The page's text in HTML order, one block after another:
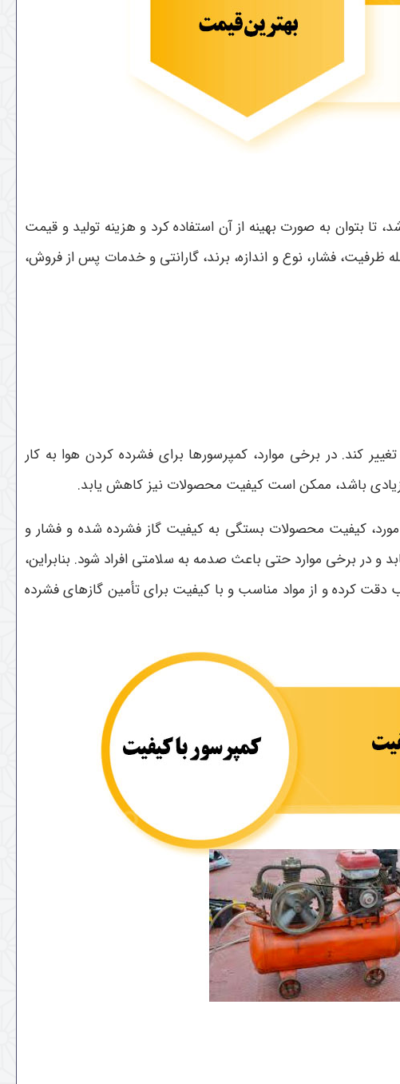
تا بتوان به صورت بهینه از آن استفاده کرد و هزینه تولید و قیمت
فشار، نوع و اندازه، برند، گارانتی و خدمات پس از فروش،
کند. در برخی موارد، کمپرسورها برای فشرده کردن هوا به کار
زیادی باشد، ممکن است کیفیت محصولات نیز کاهش یابد.
مورد، کیفیت محصولات بستگی به کیفیت گاز فشرده شده و فشار و
در برخی موارد حتی باعث صدمه به سلامتی افراد شود. بنابراین،
کرده و از مواد مناسب و با کیفیت برای تأمین گازهای فشرده